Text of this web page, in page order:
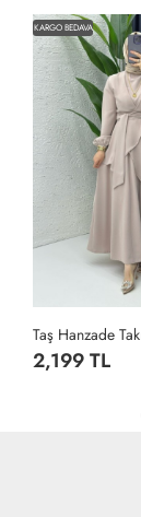
KARGO BEDAVA
2,199 TL